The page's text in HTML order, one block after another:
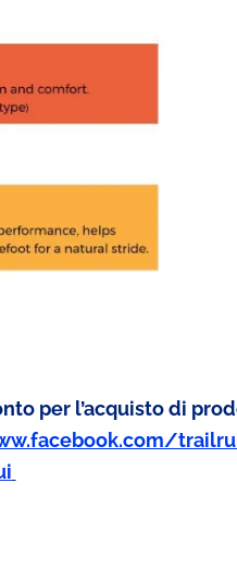
per l’acquisto di